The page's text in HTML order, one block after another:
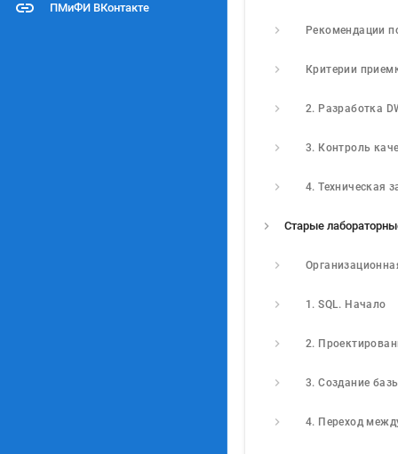
ПМиФИ ВКонтакте
Критерии
4. Техническая
1. SQL. Начало
4. Переход